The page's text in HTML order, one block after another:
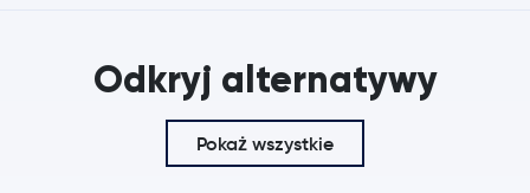
Uniswap
1,2 %
Odkryj alternatywy
Pokaż wszystkie